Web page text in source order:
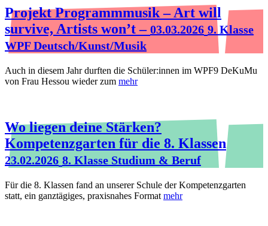
Projekt Programmmusik – Art will
survive, Artists won’t – 03.03.2026 9. Klasse
WPF Deutsch/Kunst/Musik
Auch in diesem Jahr durften die Schüler:innen im WPF9 DeKuMu
von Frau Hessou wieder zum mehr
Wo liegen deine Stärken?
Kompetenzgarten für die 8. Klassen
23.02.2026 8. Klasse Studium & Beruf
Für die 8. Klassen fand an unserer Schule der Kompetenzgarten
statt, ein ganztägiges, praxisnahes Format mehr